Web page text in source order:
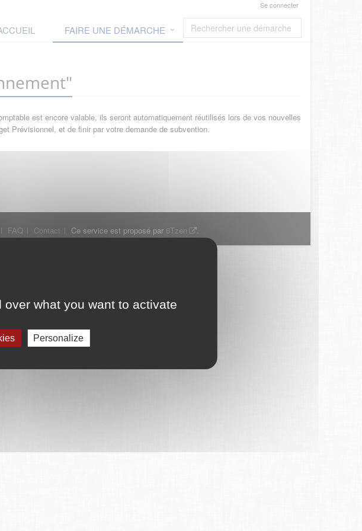
Se connecter
FAIRE UNE DÉMARCHE
est encore valable, ils seront automatiquement réutilisés lors de vos nouvelles
Prévisionnel, et de finir par votre demande de subvention.
FAQ Contact Ce service est proposé par 6Tzen .
what you want to activate
Personalize